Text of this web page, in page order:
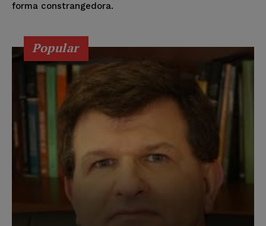
forma constrangedora.
Popular